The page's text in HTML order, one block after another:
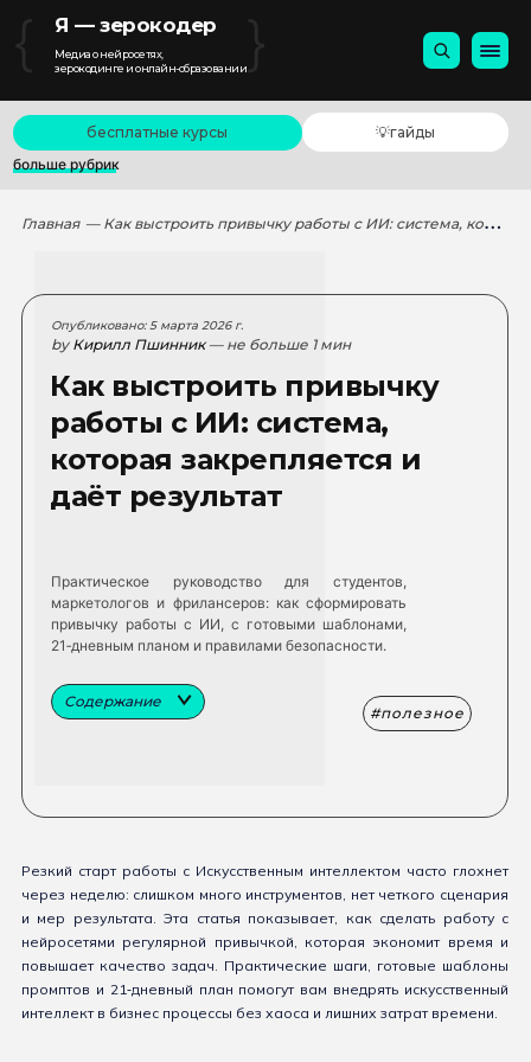
{ Я — зерокодер
Медиа о нейросетях,
зерокодинге и онлайн-образовании}
бесплатные курсы
💡гайды
больше рубрик
Главная — Как выстроить привычку работы с ИИ: система, которая закрепляется и даёт результат
Опубликовано: 5 марта 2026 г.
by Кирилл Пшинник — не больше 1 мин
Как выстроить привычку
работы с ИИ: система,
которая закрепляется и
даёт результат
Практическое руководство для студентов,
маркетологов и фрилансеров: как сформировать
привычку работы с ИИ, с готовыми шаблонами,
21‑дневным планом и правилами безопасности.
Содержание
полезное
Резкий старт работы с Искусственным интеллектом часто глохнет
через неделю: слишком много инструментов, нет четкого сценария
и мер результата. Эта статья показывает, как сделать работу с
нейросетями регулярной привычкой, которая экономит время и
повышает качество задач. Практические шаги, готовые шаблоны
промптов и 21‑дневный план помогут вам внедрять искусственный
интеллект в бизнес процессы без хаоса и лишних затрат времени.